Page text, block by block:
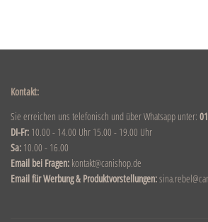
Kontakt:
Sie erreichen uns telefonisch und über Whatsapp unter:
DI-Fr: 10.00 - 14.00 Uhr 15.00 - 19.00 Uhr
Sa: 10.00 - 16.00
Email bei Fragen: kontakt@canishop.de
Email für Werbung & Produktvorstellungen: